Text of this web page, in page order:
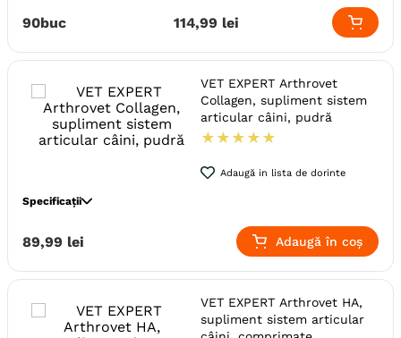
Adult
Junior
Ambalaj
Flacon
Producator
Vet Expert
90buc 114,99 lei
VET EXPERT Arthrovet
Collagen, supliment sistem
articular câini, pudră
★ ★ ★ ★ ★
Adaugă in lista de dorinte
Specificații
Specie
Caini
Giant (XL) Mare (L) Medie (M)
Mica (S) Toy (XS)
Varsta
Senior Adult (Sterilizat) Adult
Junior
89,99 lei Adaugă în coș
VET EXPERT Arthrovet HA,
supliment sistem articular